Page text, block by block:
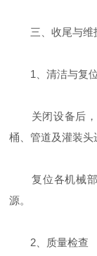
三、收尾与维
‌1、清洁与复
关闭设备后，
桶、管道及灌装头
复位各机械部
源‌。
‌2、质量检查‌